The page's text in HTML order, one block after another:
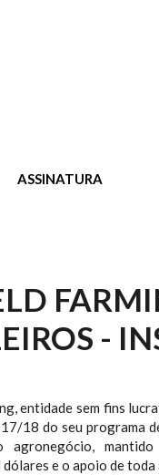
ASSINATURA
-
entidade sem fins
18 do seu programa
agronegócio,
e o apoio de